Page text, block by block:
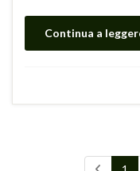
Continua a